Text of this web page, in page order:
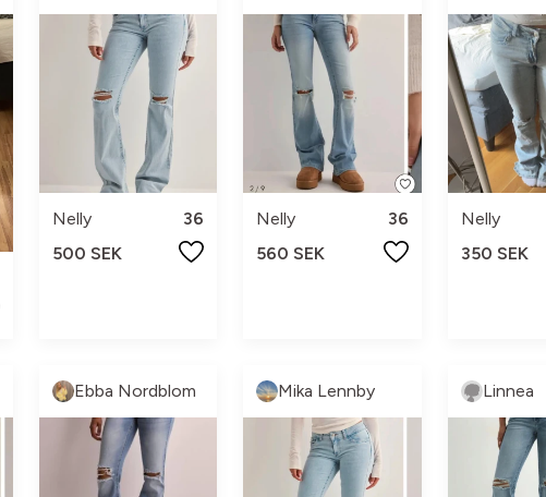
Nelly
36
500 SEK
Nelly
36
560 SEK
Nelly
350 SEK
Ebba Nordblom Mika Lennby Linnea